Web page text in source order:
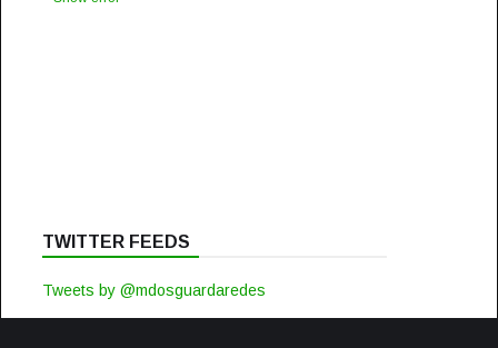
TWITTER FEEDS
Tweets by @mdosguardaredes